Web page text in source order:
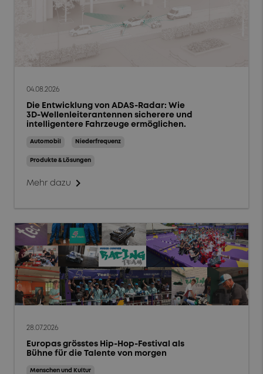
Produkte & Lösungen
Fallstudien
Tipps und Tricks
Webinare
Menschen und Kultur
Märkte
Luft- und Raumfahrt
Wehrtechnik
Allgemeine Industrie
Hochleistungs-
04.08.2026
Die Entwicklung von ADAS-Radar: Wie
3D-Wellenleiterantennen sicherere und
intelligentere Fahrzeuge ermöglichen.
Automobil Niederfrequenz
Produkte & Lösungen
Mehr dazu chevron_right
28.07.2026
Europas grösstes Hip-Hop-Festival als
Bühne für die Talente von morgen
Menschen und Kultur